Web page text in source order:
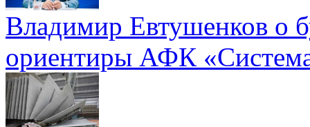
Владимир Евтушенков о
ориентиры АФК